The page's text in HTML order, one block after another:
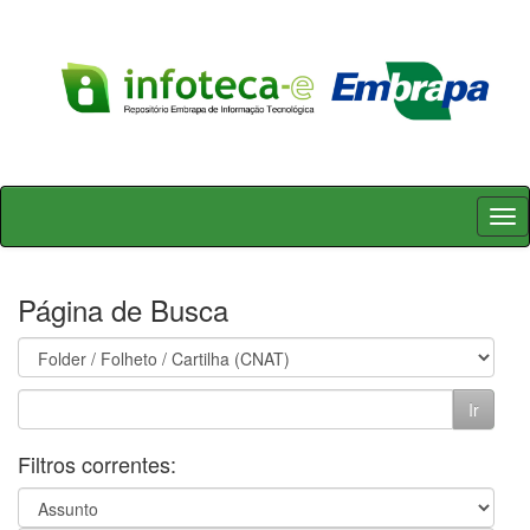
Skip
Página de Busca
Filtros correntes: